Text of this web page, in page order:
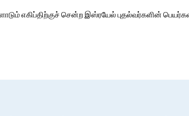
எகிப்திற்குச் சென்ற இஸ்ரயேல் புதல்வர்களின்